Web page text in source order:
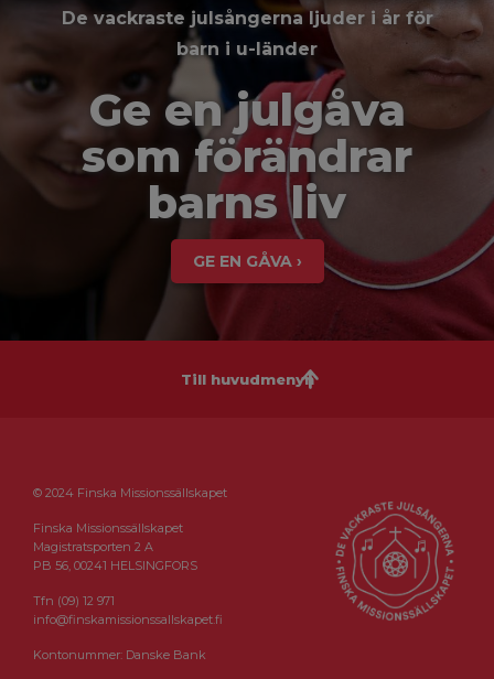
De vackraste julsångerna ljuder i år för
barn i u-länder
Ge en julgåva
som förändrar
barns liv
GE EN GÅVA ›
Till huvudmenyn
© 2024 Finska Missionssällskapet
Finska Missionssällskapet
Magistratsporten 2 A
PB 56, 00241 HELSINGFORS
Tfn (09) 12 971
info@finskamissionssallskapet.fi
Kontonummer: Danske Bank